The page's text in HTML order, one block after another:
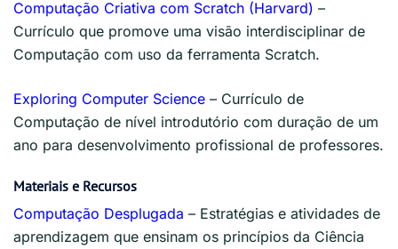
Computação Criativa com Scratch (Harvard) –
Currículo que promove uma visão interdisciplinar de
Computação com uso da ferramenta Scratch.
Exploring Computer Science – Currículo de
Computação de nível introdutório com duração de um
ano para desenvolvimento profissional de professores.
Materiais e Recursos
Computação Desplugada – Estratégias e atividades de
aprendizagem que ensinam os princípios da Ciência